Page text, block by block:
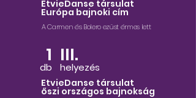
EtvieDanse társulat
Európa bajnoki cím
A Carmen és Bolero ezüst érmes lett
1
db
III.
helyezés
EtvieDanse társulat
őszi országos bajnokság